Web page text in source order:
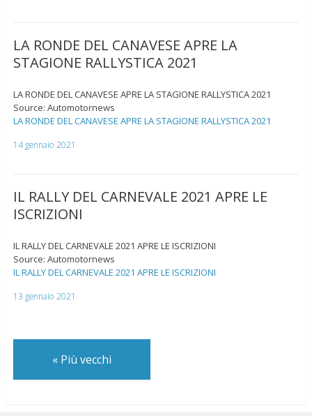
LA RONDE DEL CANAVESE APRE LA
STAGIONE RALLYSTICA 2021
LA RONDE DEL CANAVESE APRE LA STAGIONE RALLYSTICA 2021
Source: Automotornews
LA RONDE DEL CANAVESE APRE LA STAGIONE RALLYSTICA 2021
14 gennaio 2021
IL RALLY DEL CARNEVALE 2021 APRE LE
ISCRIZIONI
IL RALLY DEL CARNEVALE 2021 APRE LE ISCRIZIONI
Source: Automotornews
IL RALLY DEL CARNEVALE 2021 APRE LE ISCRIZIONI
13 gennaio 2021
«Più vecchi